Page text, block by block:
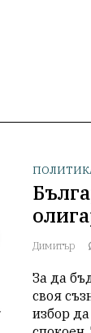
Димитър
За да
своя
избор